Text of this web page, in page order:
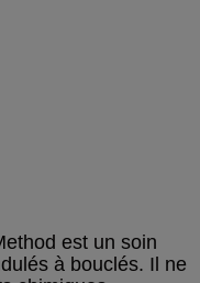
est un soin
à bouclés. Il ne